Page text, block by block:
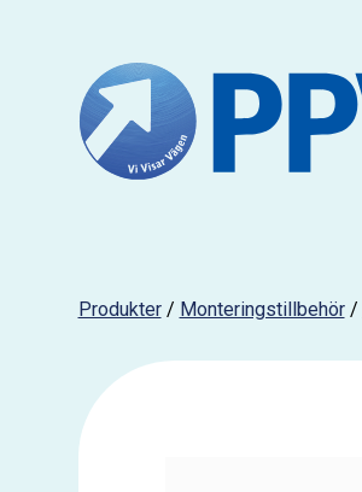
Produkter/ Monteringstillbehör/